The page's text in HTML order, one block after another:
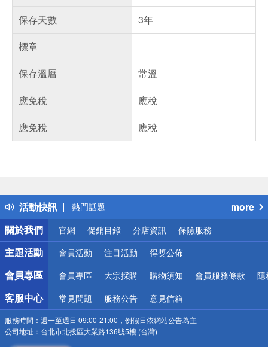
保存天數
3年
標章
保存溫層
常溫
應免稅
應稅
應免稅
應稅
活動快訊
得獎公告
熱門話題
銀行優惠
偏遠地區配送
詐騙網頁！請小心！
more
關於我們
官網 促銷目錄 分店資訊 保險服務
主題活動 會員活動 注目活動 得獎公佈
會員專區 會員專區 大宗採購 購物須知 會員服務條款 隱
客服中心 常見問題 服務公告 意見信箱
服務時間： 週一至週日 09:00-21:00，例假日依網站公告為主
公司地址： 台北市北投區大業路136號5樓 (台灣)